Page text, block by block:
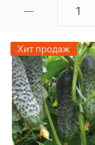
Хит продаж